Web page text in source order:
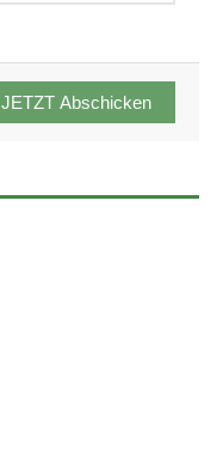
JETZT Abschicken